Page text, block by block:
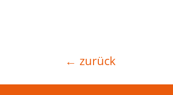
← zurück